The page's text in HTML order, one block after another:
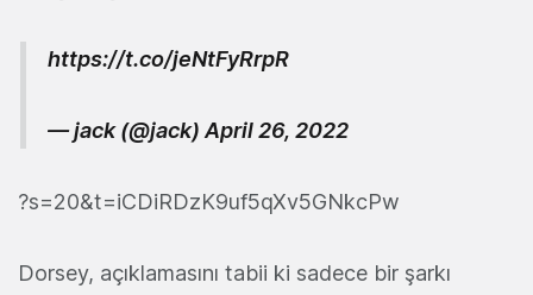
https://t.co/jeNtFyRrpR
— jack (@jack) April 26, 2022
?s=20&t=iCDiRDzK9uf5qXv5GNkcPw
Dorsey, açıklamasını tabii ki sadece bir şarkı